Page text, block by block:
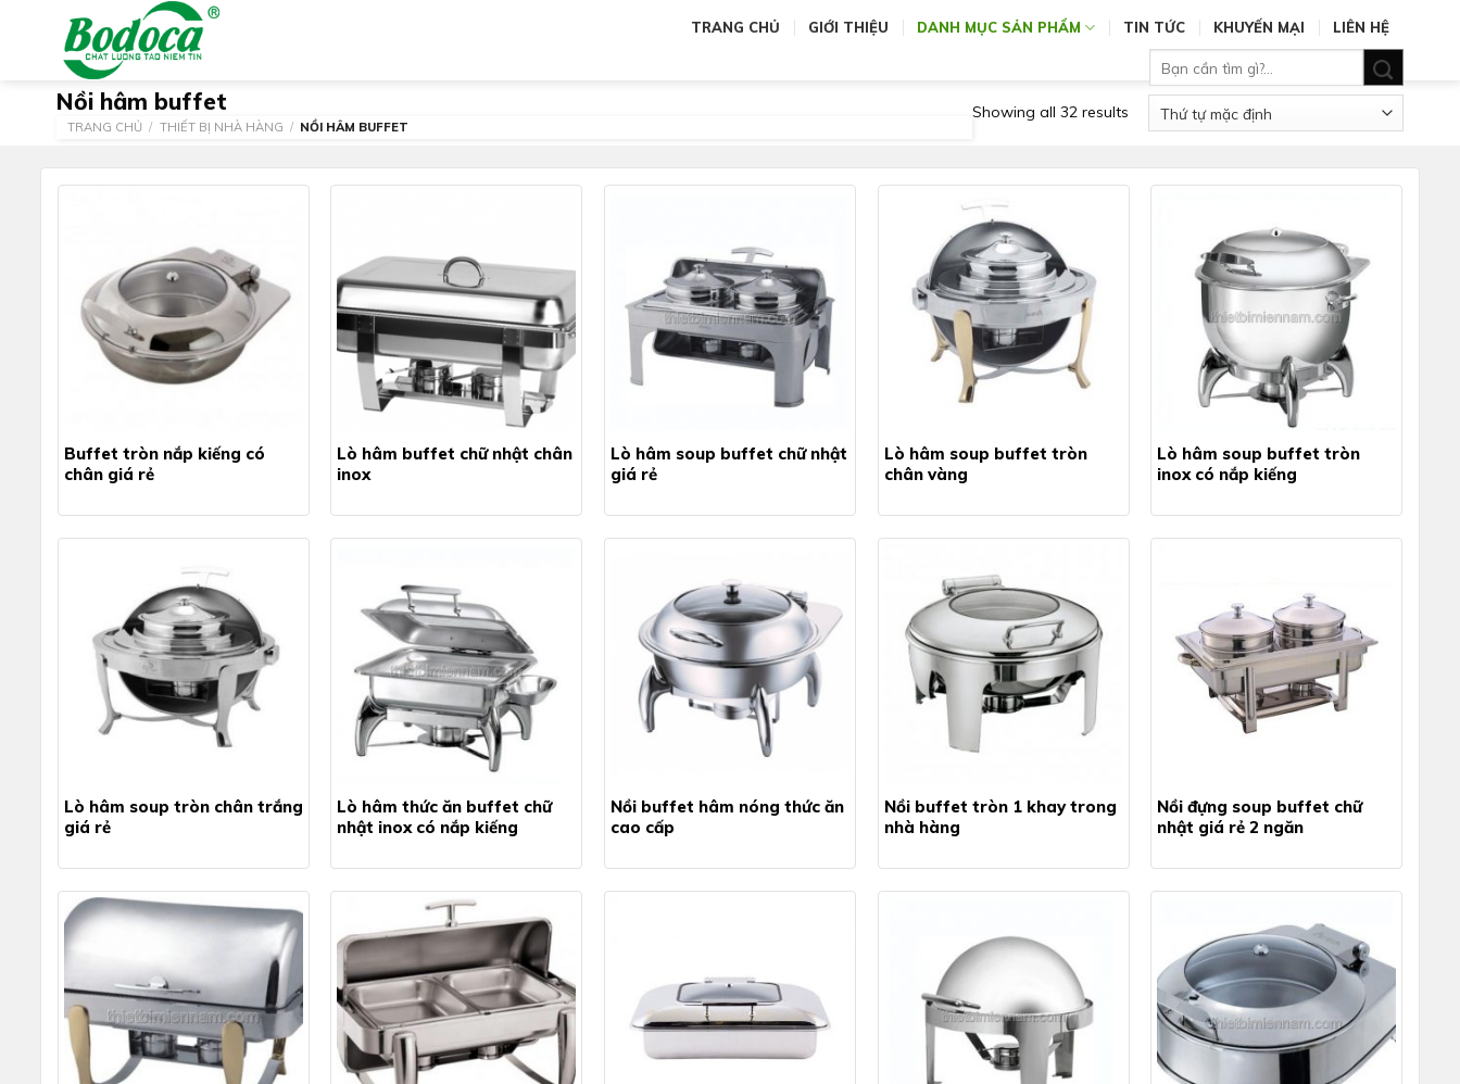
TRANG CHỦ GIỚI THIỆU DANH MỤC SẢN PHẨM TIN TỨC KHUYẾN MẠI
LIÊN HỆ
kiếm:
Nồi hâm buffet
TRANG CHỦ / THIẾT BỊ NHÀ HÀNG / NỒI HÂM BUFFET
Showing all 32 results
Buffet tròn nắp kiếng có
chân giá rẻ
Lò hâm buffet chữ nhật chân
inox
Lò hâm soup buffet chữ nhật
giá rẻ
Lò hâm soup buffet tròn
chân vàng
Lò hâm soup buffet tròn
inox có nắp kiếng
Lò hâm soup tròn chân trắng
giá rẻ
Lò hâm thức ăn buffet chữ
nhật inox có nắp kiếng
Nồi buffet hâm nóng thức ăn
cao cấp
Nồi buffet tròn 1 khay trong
nhà hàng
Nồi đựng soup buffet chữ
nhật giá rẻ 2 ngăn